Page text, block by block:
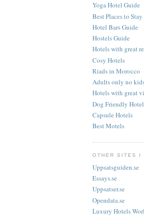
Yoga Hotel Guide
Best Places to Stay
Hotel Bars Guide
Hostels Guide
Hotels with great
Cosy Hotels
Riads in Morocco
Adults only no
Hotels with great
Dog Friendly
Capsule Hotels
Best Motels
OTHER SITES I
Uppsatsguiden.se
Essays.se
Uppsatser.se
Opendata.se
Luxury Hotels